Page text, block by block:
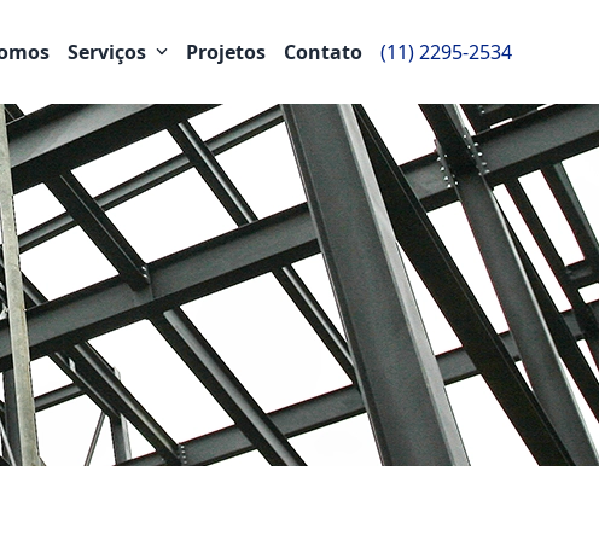
Serviços Projetos Contato (11) 2295-2534